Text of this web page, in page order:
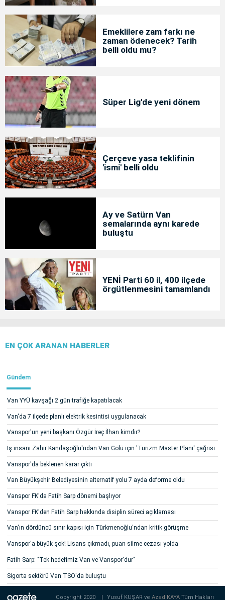
Emeklilere zam farkı ne
zaman ödenecek? Tarih
belli oldu mu?
Süper Lig'de yeni dönem
Çerçeve yasa teklifinin
'ismi' belli oldu
Ay ve Satürn Van
semalarında aynı karede
buluştu
YENİ Parti 60 il, 400 ilçede
örgütlenmesini tamamlandı
EN ÇOK ARANAN HABERLER
Gündem
Van YYÜ kavşağı 2 gün trafiğe kapatılacak
Van'da 7 ilçede planlı elektrik kesintisi uygulanacak
Vanspor'un yeni başkanı Özgür İreç İlhan kimdir?
İş insanı Zahir Kandaşoğlu'ndan Van Gölü için 'Turizm Master Planı' çağrısı
Vanspor'da beklenen karar çıktı
Van Büyükşehir Belediyesinin alternatif yolu 7 ayda deforme oldu
Vanspor FK'da Fatih Sarp dönemi başlıyor
Vanspor FK'den Fatih Sarp hakkında disiplin süreci açıklaması
Van'ın dördüncü sınır kapısı için Türkmenoğlu'ndan kritik görüşme
Vanspor'a büyük şok! Lisans çıkmadı, puan silme cezası yolda
Fatih Sarp: "Tek hedefimiz Van ve Vanspor'dur"
Sigorta sektörü Van TSO'da buluştu
Copyright 2020 Yusuf KUŞAR veAzad KAYATüm Hakları